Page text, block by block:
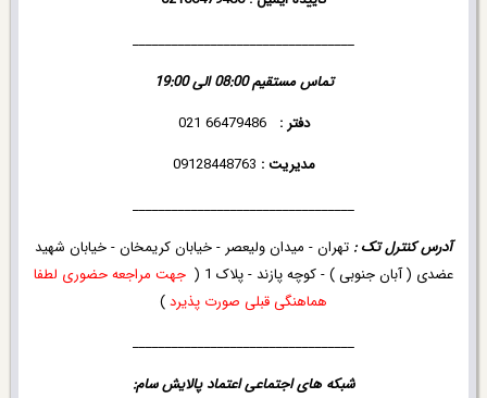
__________________________________
تماس مستقیم08:00 الی 19:00
دفتر : 66479486 021
مدیریت :
__________________________________
آدرس کنترل تک : تهران - میدان ولیعصر - خیابان کریمخان - خیابان شهید
عضدی ( آبان جنوبی ) - کوچه پازند - پلاک 1 (
جهت مراجعه حضوری لطفا
هماهنگی قبلی صورت پذیرد)
__________________________________
شبکه های اجتماعی اعتماد پالایش سام: